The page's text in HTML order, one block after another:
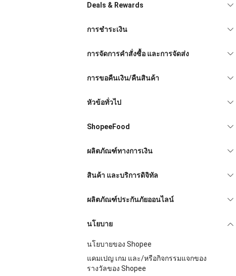
Deals & Rewards
การชำระเงิน
การจัดการคำสั่งซื้อ และการจัดส่ง
การขอคืนเงิน/คืนสินค้า
หัวข้อทั่วไป
ShopeeFood
ผลิตภัณฑ์ทางการเงิน
สินค้า และบริการดิจิทัล
ผลิตภัณฑ์ประกันภัยออนไลน์
นโยบาย
นโยบายของ Shopee
แคมเปญ เกม และ/หรือกิจกรรมแจกของ
รางวัลของ Shopee